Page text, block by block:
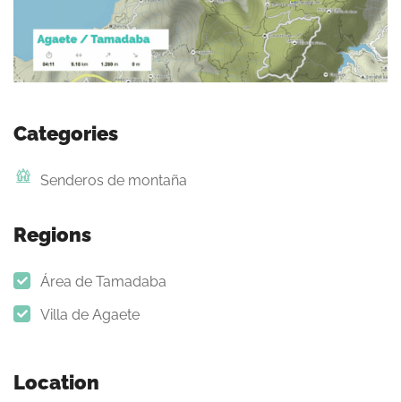
Categories
Senderos de montaña
Regions
Área de Tamadaba
Villa de Agaete
Location